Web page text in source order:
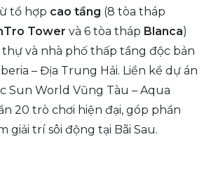
tổ hợp cao tầng (8 tòa tháp
Tower và 6 tòa tháp Blanca)
và nhà phố thấp tầng độc bản
– Địa Trung Hải. Liền kề dự án
Sun World Vũng Tàu – Aqua
20 trò chơi hiện đại, góp phần
giải trí sôi động tại Bãi Sau.